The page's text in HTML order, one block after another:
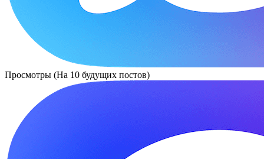
Просмотры (На 10 будущих постов)